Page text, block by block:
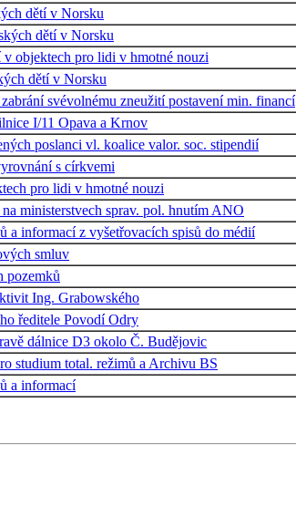
dětí v Norsku
dětí v Norsku
objektech pro lidi v hmotné nouzi
dětí v Norsku
svévolnému zneužití postavení min. financí
I/11 Opava a Krnov
poslanci vl. koalice valor. soc. stipendií
s církvemi
pro lidi v hmotné nouzi
ministerstvech sprav. pol. hnutím ANO
a informací z vyšetřovacích spisů do médií
smluv
pozemků
Ing. Grabowského
ředitele Povodí Odry
dálnice D3 okolo Č. Budějovic
studium total. režimů a Archivu BS
a informací